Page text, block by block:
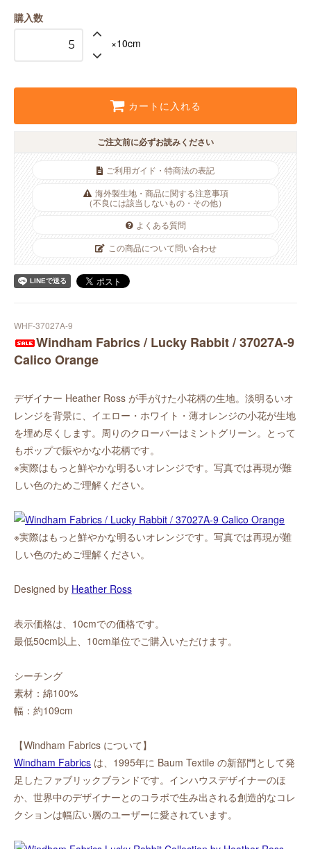
購入数
×10cm
カートに入れる
ご注文前に必ずお読みください
ご利用ガイド・特商法の表記
海外製生地・商品に関する注意事項
（不良には該当しないもの・その他）
よくある質問
この商品について問い合わせ
WHF-37027A-9
Windham Fabrics / Lucky Rabbit / 37027A-9
Calico Orange
デザイナー Heather Ross が手がけた小花柄の生地。淡明るいオ
レンジを背景に、イエロー・ホワイト・薄オレンジの小花が生地
を埋め尽くします。周りのクローバーはミントグリーン。とって
もポップで賑やかな小花柄です。
※実際はもっと鮮やかな明るいオレンジです。写真では再現が難
しい色のためご理解ください。
※実際はもっと鮮やかな明るいオレンジです。写真では再現が難
しい色のためご理解ください。
Designed by Heather Ross
表示価格は、10cmでの価格です。
最低50cm以上、10cm単位でご購入いただけます。
シーチング
素材：綿100%
幅：約109cm
【Windham Fabrics について】
Windham Fabrics は、1995年に Baum Textile の新部門として発
足したファブリックブランドです。インハウスデザイナーのほ
か、世界中のデザイナーとのコラボで生み出される創造的なコレ
クションは幅広い層のユーザーに愛されています。